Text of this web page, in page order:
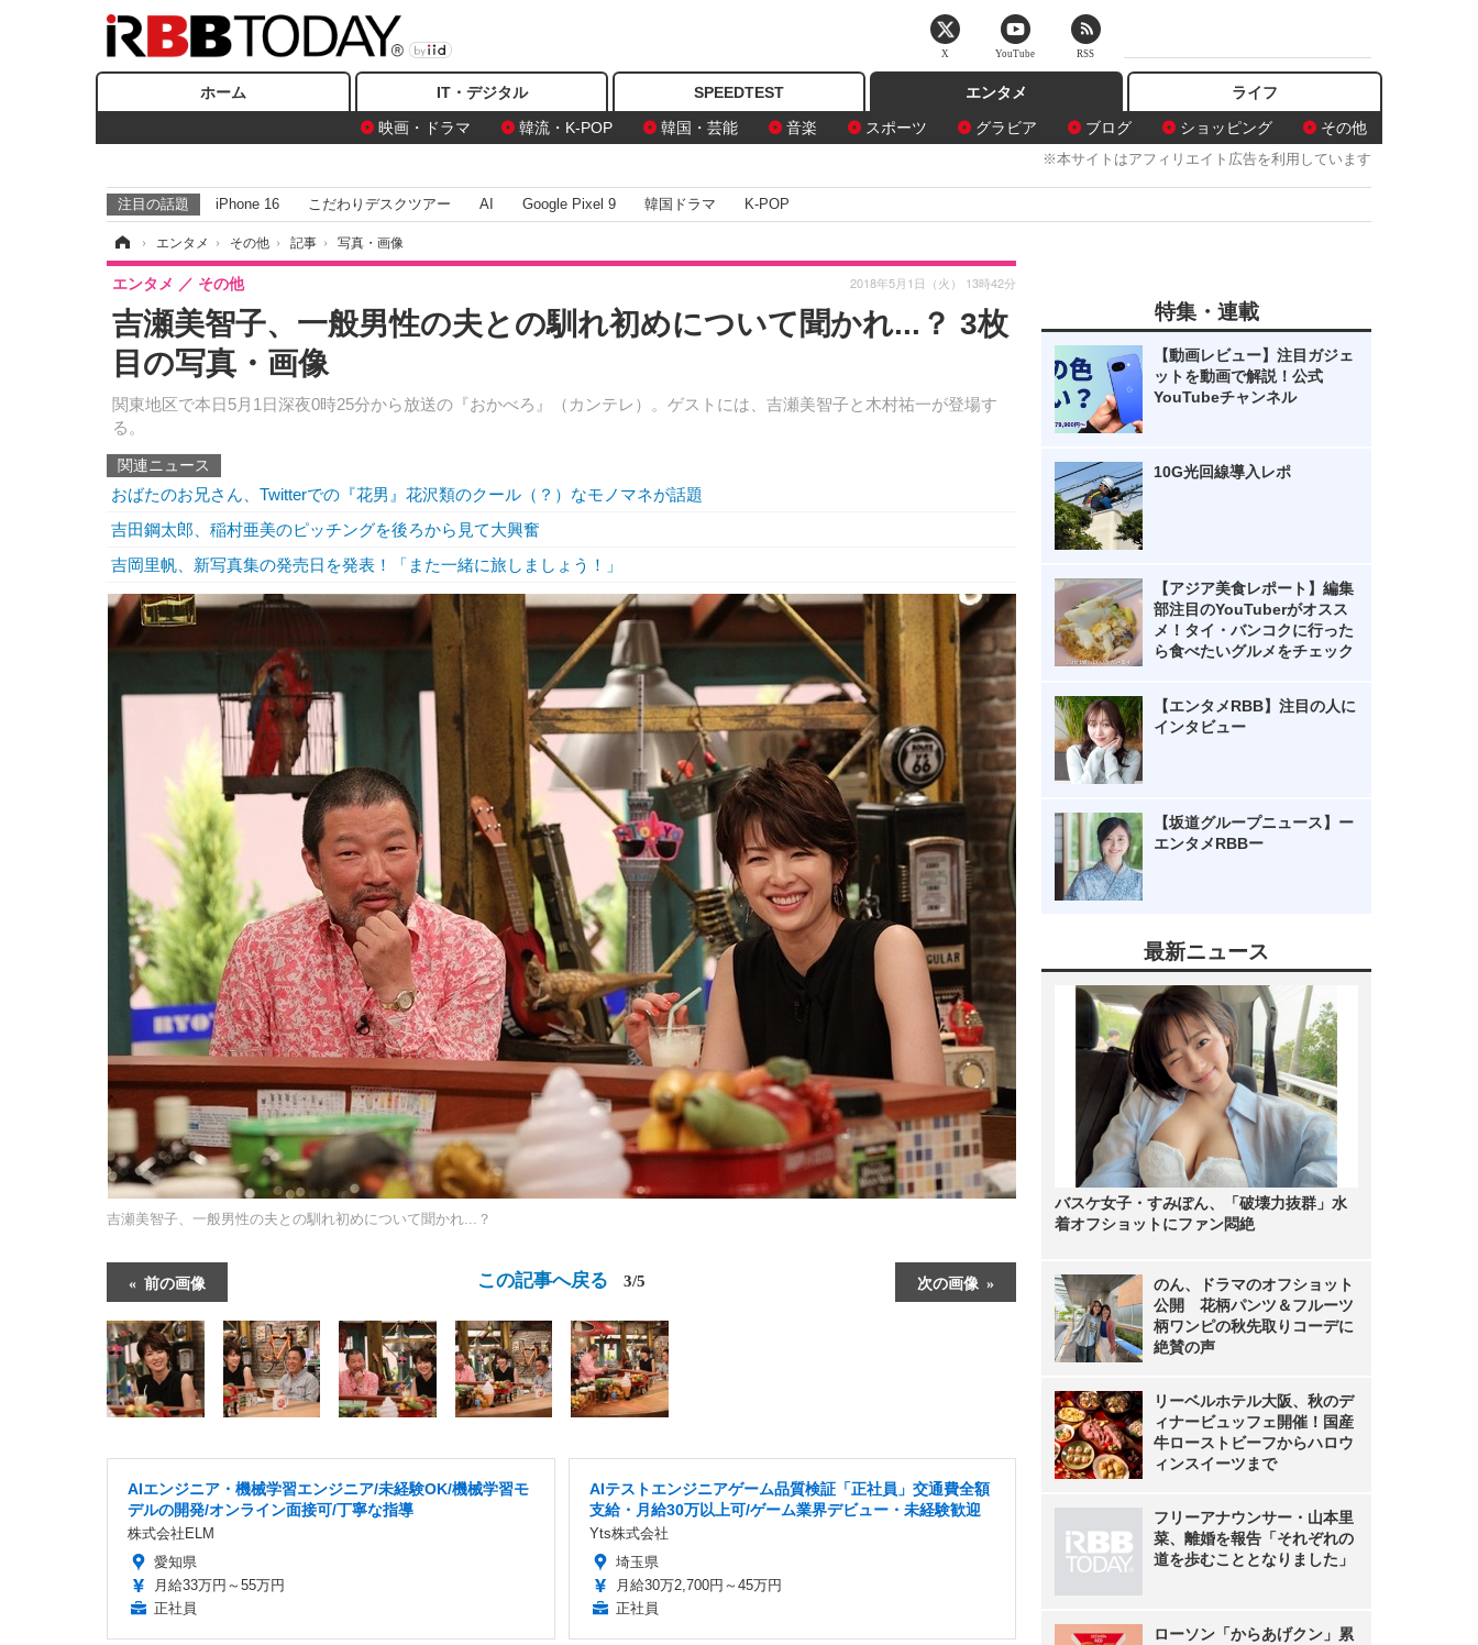
ホーム IT・デジタル SPEEDTEST
エンタメ
映画・ドラマ
韓流・K-POP 韓国・芸能 音楽 スポーツ グラビア ブログ ショッピング その他
ライフ
※本サイトはアフィリエイト広告を利用しています
注目の話題 iPhone 16 こだわりデスクツアー AI Google Pixel 9 韓国ドラマ K-POP
› エンタメ › その他 › 記事 › 写真・画像
吉瀬美智子、一般男性の夫との馴れ初めについて聞かれ...？ 3枚
目の写真・画像
関東地区で本日5月1日深夜0時25分から放送の『おかべろ』（カンテレ）。ゲストには、吉瀬美智子と木村祐一が登場す
る。
エンタメ その他 2018年5月1日（火） 13時42分
関連ニュース
おばたのお兄さん、Twitterでの『花男』花沢類のクール（？）なモノマネが話題
吉田鋼太郎、稲村亜美のピッチングを後ろから見て大興奮
吉岡里帆、新写真集の発売日を発表！「また一緒に旅しましょう！」
吉瀬美智子、一般男性の夫との馴れ初めについて聞かれ...？
前の画像 次の画像
この記事へ戻る 3/5
AIエンジニア・機械学習エンジニア/未経験OK/機械学習モ
デルの開発/オンライン面接可/丁寧な指導
株式会社ELM
愛知県
月給33万円～55万円
正社員
AIテストエンジニアゲーム品質検証「正社員」交通費全額
支給・月給30万以上可/ゲーム業界デビュー・未経験歓迎
Yts株式会社
埼玉県
月給30万2,700円～45万円
正社員
特集・連載
【動画レビュー】注目ガジェ
ットを動画で解説！公式
YouTubeチャンネル
10G光回線導入レポ
【アジア美食レポート】編集
部注目のYouTuberがオスス
メ！タイ・バンコクに行った
ら食べたいグルメをチェック
【エンタメRBB】注目の人に
インタビュー
【坂道グループニュース】ー
エンタメRBBー
最新ニュース
バスケ女子・すみぽん、「破壊力抜群」水
着オフショットにファン悶絶
のん、ドラマのオフショット
公開 花柄パンツ＆フルーツ
柄ワンピの秋先取りコーデに
絶賛の声
リーベルホテル大阪、秋のデ
ィナービュッフェ開催！国産
牛ローストビーフからハロウ
ィンスイーツまで
フリーアナウンサー・山本里
菜、離婚を報告「それぞれの
道を歩むこととなりました」
ローソン「からあげクン」累
X YouTube RSS